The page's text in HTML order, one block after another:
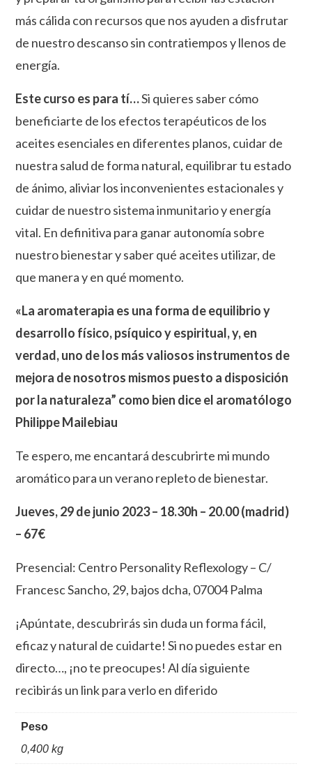
más cálida con recursos que nos ayuden a disfrutar
de nuestro descanso sin contratiempos y llenos de
energía.
Este curso es para tí…Si quieres saber cómo
beneficiarte de los efectos terapéuticos de los
aceites esenciales en diferentes planos, cuidar de
nuestra salud de forma natural, equilibrar tu estado
de ánimo, aliviar los inconvenientes estacionales y
cuidar de nuestro sistema inmunitario y energía
vital. En definitiva para ganar autonomía sobre
nuestro bienestar y saber qué aceites utilizar, de
que manera y en qué momento.
«La aromaterapia es una forma de equilibrio y
desarrollo físico, psíquico y espiritual, y, en
verdad, uno de los más valiosos instrumentos de
mejora de nosotros mismos puesto a disposición
por la naturaleza” como bien dice el aromatólogo
Philippe Mailebiau
Te espero, me encantará descubrirte mi mundo
aromático para un verano repleto de bienestar.
Jueves, 29de junio 2023 – 18.30h – 20.00(madrid)
– 67€
Presencial: Centro Personality Reflexology – C/
Francesc Sancho, 29, bajos dcha, 07004 Palma
¡Apúntate, descubrirás sin duda un forma fácil,
eficaz y natural de cuidarte! Si no puedes estar en
directo…, ¡no te preocupes! Al día siguiente
recibirás un link para verlo en diferido
Peso
0,400 kg